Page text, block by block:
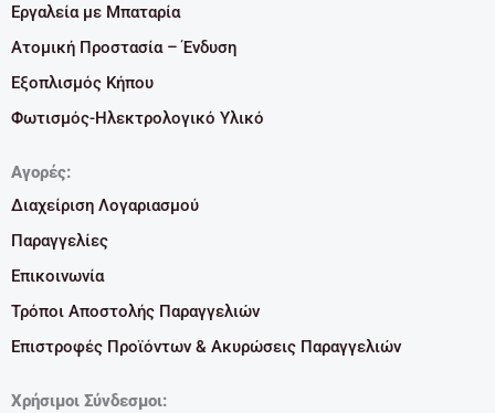
Εργαλεία με Μπαταρία
Ατομική Προστασία – Ένδυση
Εξοπλισμός Κήπου
Φωτισμός-Ηλεκτρολογικό Υλικό
Αγορές:
Διαχείριση Λογαριασμού
Παραγγελίες
Επικοινωνία
Τρόποι Αποστολής Παραγγελιών
Επιστροφές Προϊόντων & Ακυρώσεις Παραγγελιών
Χρήσιμοι Σύνδεσμοι: